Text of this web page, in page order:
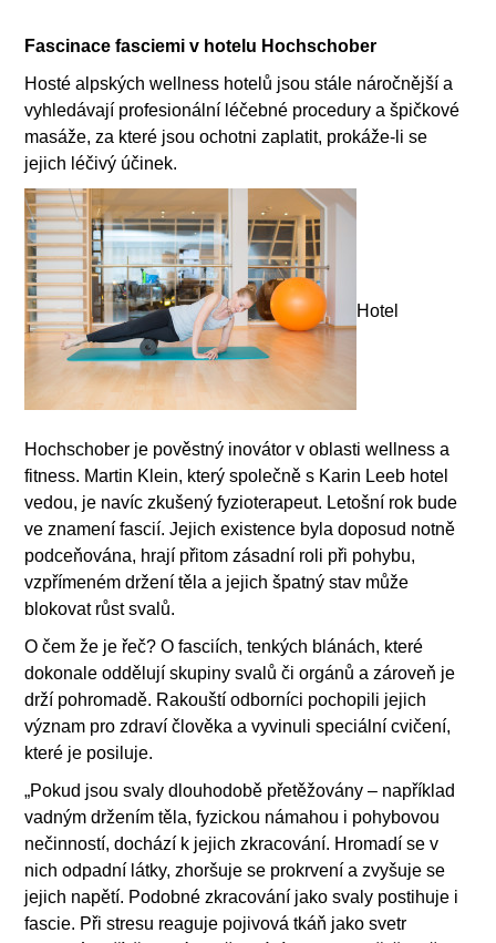
Fascinace fasciemi v hotelu Hochschober
Hosté alpských wellness hotelů jsou stále náročnější a
vyhledávají profesionální léčebné procedury a špičkové
masáže, za které jsou ochotni zaplatit, prokáže-li se
jejich léčivý účinek.
Hotel
Hochschober je pověstný inovátor v oblasti wellness a
fitness. Martin Klein, který společně s Karin Leeb hotel
vedou, je navíc zkušený fyzioterapeut. Letošní rok bude
ve znamení fascií. Jejich existence byla doposud notně
podceňována, hrají přitom zásadní roli při pohybu,
vzpřímeném držení těla a jejich špatný stav může
blokovat růst svalů.
O čem že je řeč? O fasciích, tenkých blánách, které
dokonale oddělují skupiny svalů či orgánů a zároveň je
drží pohromadě. Rakouští odborníci pochopili jejich
význam pro zdraví člověka a vyvinuli speciální cvičení,
které je posiluje.
„Pokud jsou svaly dlouhodobě přetěžovány – například
vadným držením těla, fyzickou námahou i pohybovou
nečinností, dochází k jejich zkracování. Hromadí se v
nich odpadní látky, zhoršuje se prokrvení a zvyšuje se
jejich napětí. Podobné zkracování jako svaly postihuje i
fascie. Při stresu reaguje pojivová tkáň jako svetr